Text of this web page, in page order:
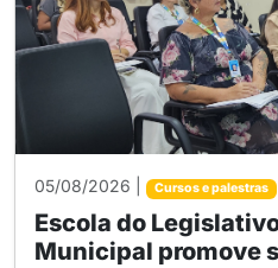
05/08/2026 | Cursos e palestras
Escola do
Municipal promove